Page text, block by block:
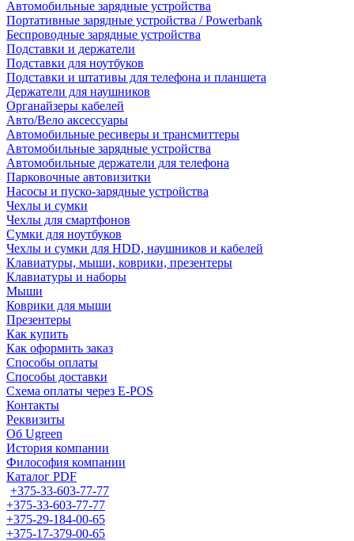
Автомобильные зарядные устройства
Портативные зарядные устройства / Powerbank
Беспроводные зарядные устройства
Подставки и держатели
Подставки для ноутбуков
Подставки и штативы для телефона и планшета
Держатели для наушников
Органайзеры кабелей
Авто/Вело аксессуары
Автомобильные ресиверы и трансмиттеры
Автомобильные зарядные устройства
Автомобильные держатели для телефона
Парковочные автовизитки
Насосы и пуско-зарядные устройства
Чехлы и сумки
Чехлы для смартфонов
Сумки для ноутбуков
Чехлы и сумки для HDD, наушников и кабелей
Клавиатуры, мыши, коврики, презентеры
Клавиатуры и наборы
Мыши
Коврики для мыши
Презентеры
Как купить
Как оформить заказ
Способы оплаты
Способы доставки
Схема оплаты через E-POS
Контакты
Реквизиты
Об Ugreen
История компании
Философия компании
Каталог PDF
+375-33-603-77-77
+375-33-603-77-77
+375-29-184-00-65
+375-17-379-00-65